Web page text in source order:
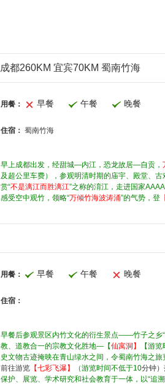
成都260KM 宜宾70KM 蜀南竹海
用餐： 早餐 午餐 晚餐
住宿： 蜀南竹海
早上成都出发，经甜城—内江，恐龙故居—自贡，
及超公里车费），参观明清时期的庙宇、殿堂、
赏“不是漓江而胜漓江”之称的淯江，走进国家AAAA
感受空中观竹，领略“万倾竹海波涛涌”的气势，登
用餐： 早餐 午餐 晚餐
住宿：
早餐后参观景区内竹文化的衍生景点——竹子之乡
教、道教合一的宗教文化胜地—【仙寓洞】 【游
史文物古迹掩映在青山绿水之间，令蜀南竹海之
前往游览 【七彩飞瀑】 （游览时间不低于10分钟
保护、展览、学术研究和社会教育于一体，以“追